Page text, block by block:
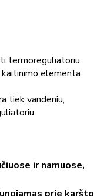
termoreguliatoriu
elementa
tiek vandeniu,
ir namuose,